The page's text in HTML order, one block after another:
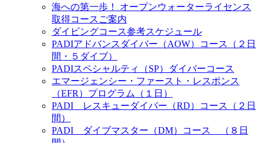
海への第一歩！ オープンウォーターライセンス
取得コースご案内
ダイビングコース参考スケジュール
PADIアドバンスダイバー（AOW）コース（２日
間・５ダイブ）
PADIスペシャルティ（SP）ダイバーコース
エマージェンシー・ファースト・レスポンス
（EFR）プログラム（１日）
PADI レスキューダイバー（RD）コース（２日
間）
PADI ダイブマスター（DM）コース （８日